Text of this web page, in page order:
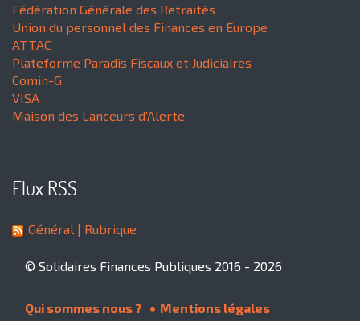
Fédération Générale des Retraités
Union du personnel des Finances en Europe
ATTAC
Plateforme Paradis Fiscaux et Judiciaires
Comin-G
VISA
Maison des Lanceurs d'Alerte
Flux RSS
Général | Rubrique
© Solidaires Finances Publiques 2016 - 2026
Qui sommes nous ?
Mentions légales